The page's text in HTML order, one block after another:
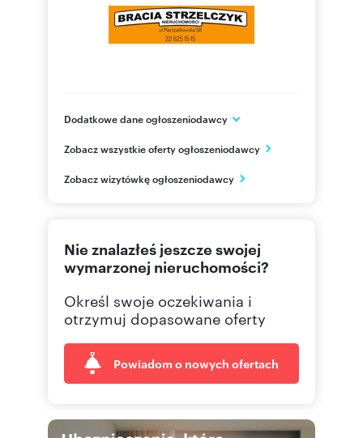
Dodatkowe dane ogłoszeniodawcy
Warszawa
PL
226251 Pokaż telefon
Zobacz wszystkie oferty ogłoszeniodawcy
Zobacz wizytówkę ogłoszeniodawcy
Nie znalazłeś jeszcze swojej
wymarzonej nieruchomości?
Określ swoje oczekiwania i
otrzymuj dopasowane oferty
Powiadom o nowych ofertach